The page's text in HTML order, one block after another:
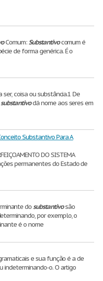
Comum:Substantivocomum é
de forma genérica. É o
coisa ou substância.1 De
substantivodá nome aos seres em
Substantivo Para A
DO SISTEMA
permanentes do Estado de
dosubstantivosão
por exemplo, o
é o nome
e sua função é a de
indeterminando-o. O artigo